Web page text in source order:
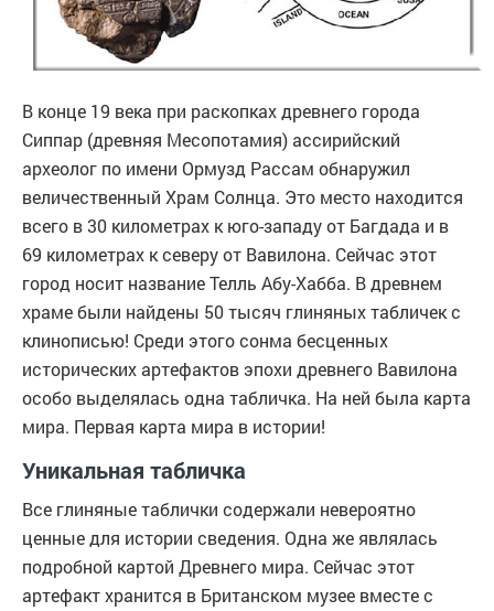
В конце 19 века при раскопках древнего города
Сиппар (древняя Месопотамия) ассирийский
археолог по имени Ормузд Рассам обнаружил
величественный Храм Солнца. Это место находится
всего в 30 километрах к юго-западу от Багдада и в
69 километрах к северу от Вавилона. Сейчас этот
город носит название Телль Абу-Хабба. В древнем
храме были найдены 50 тысяч глиняных табличек с
клинописью! Среди этого сонма бесценных
исторических артефактов эпохи древнего Вавилона
особо выделялась одна табличка. На ней была карта
мира. Первая карта мира в истории!
Уникальная табличка
Все глиняные таблички содержали невероятно
ценные для истории сведения. Одна же являлась
подробной картой Древнего мира. Сейчас этот
артефакт хранится в Британском музее вместе с